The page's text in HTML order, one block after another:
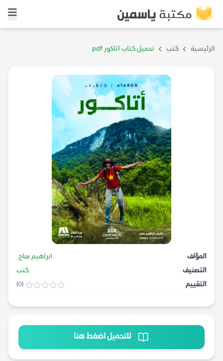
الرئيسية كتب تحميل كتاب اتاكور pdf
المؤلف
ابراهيم بعاج
التصنيف
كتب
التقييم
(0)
للتحميل اضغط هنا